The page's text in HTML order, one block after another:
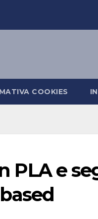
COOKIES
PLA e